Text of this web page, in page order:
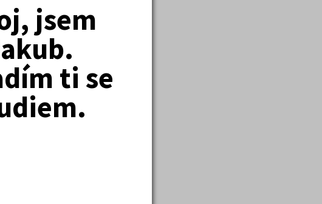
jsem
ti se
mnoho. Bez ohledu na to, zda
obracejí s někdy až
měla pravdu, když jim kladla na